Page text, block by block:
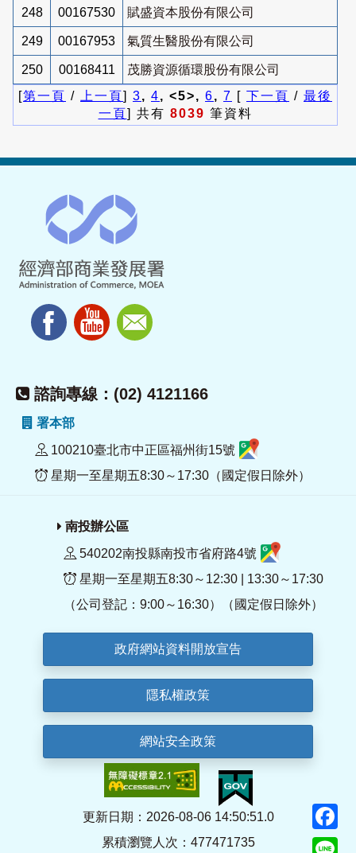
248 00167530 賦盛資本股份有限公司
249 00167953 氣質生醫股份有限公司
250 00168411
茂勝資源循環股份有限公司
[第一頁 / 上一頁] 3, 4, <5>, 6, 7 [ 下一頁 / 最後
一頁] 共有 8039 筆資料
諮詢專線：(02) 4121166
署本部
100210臺北市中正區福州街15號
星期一至星期五8:30～17:30（國定假日除外）
南投辦公區
540202南投縣南投市省府路4號
星期一至星期五8:30～12:30 | 13:30～17:30
（公司登記：9:00～16:30）（國定假日除外）
政府網站資料開放宣告
隱私權政策
網站安全政策
更新日期：2026-08-06 14:50:51.0
累積瀏覽人次：477471735